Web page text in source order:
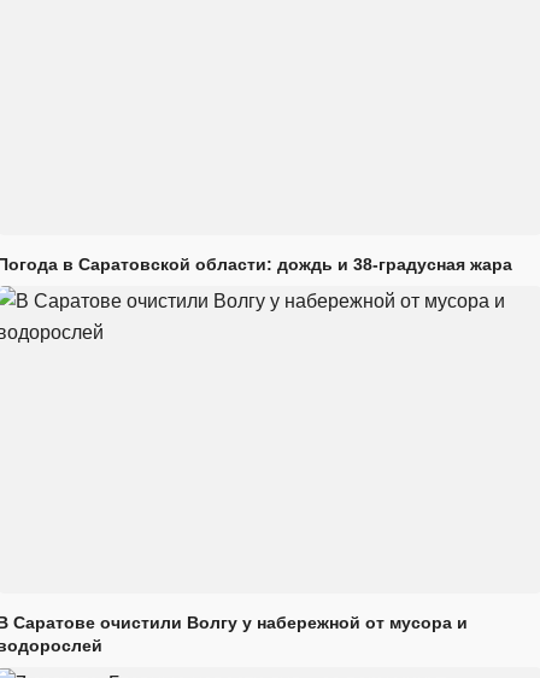
в Саратовской области: дождь и 38-градусная жара
Саратове очистили Волгу у набережной от мусора и